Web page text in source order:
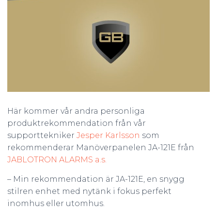
Här kommer vår andra personliga
produktrekommendation från vår
supporttekniker Jesper Karlsson som
rekommenderar Manöverpanelen JA-121E från
JABLOTRON ALARMS a.s.
– Min rekommendation är JA-121E, en snygg
stilren enhet med nytänk i fokus perfekt
inomhus eller utomhus.